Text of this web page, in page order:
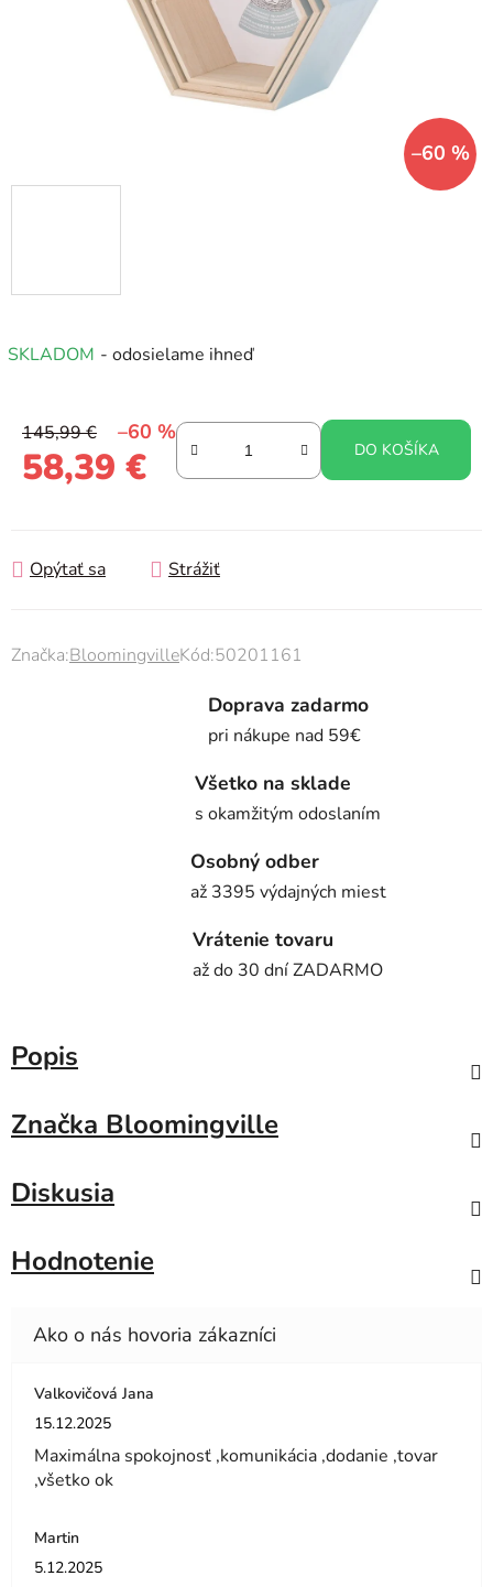
SKLADOM - odosielame ihneď
145,99 € –60 %
58,39 € DO KOŠÍKA
Opýtať sa Strážiť
Značka:BloomingvilleKód:50201161
–60 %
Doprava zadarmo
pri nákupe nad 59€
Všetko na sklade
s okamžitým odoslaním
Osobný odber
až 3395 výdajných miest
Vrátenie tovaru
až do 30 dní ZADARMO
Popis
Značka Bloomingville
Diskusia
Hodnotenie
Valkovičová Jana
Hodnotenie obchodu je 5 z 5 hviezdičiek.
15.12.2025
Maximálna spokojnosť ,komunikácia ,dodanie ,tovar
,všetko ok
Martin
Hodnotenie obchodu je 5 z 5 hviezdičiek.
5.12.2025